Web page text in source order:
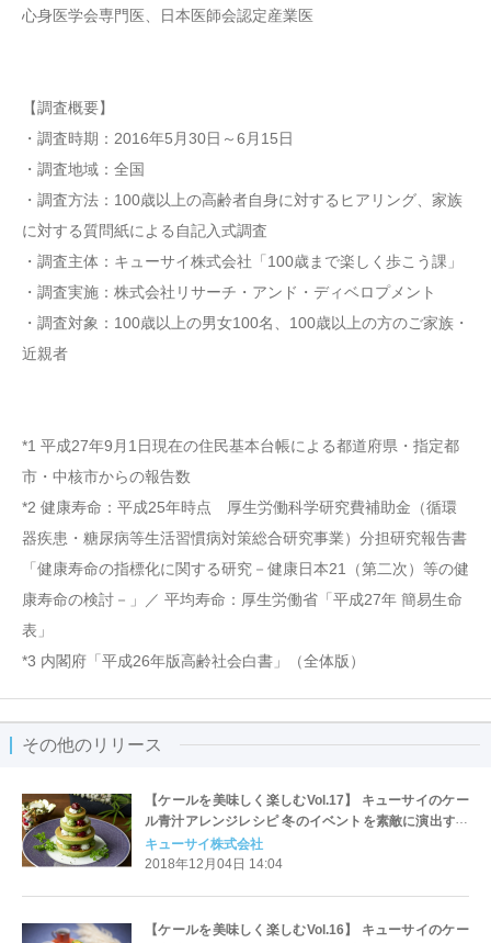
心身医学会専門医、日本医師会認定産業医
【調査概要】
・調査時期：2016年5月30日～6月15日
・調査地域：全国
・調査方法：100歳以上の高齢者自身に対するヒアリング、家族
に対する質問紙による自記入式調査
・調査主体：キューサイ株式会社「100歳まで楽しく歩こう課」
・調査実施：株式会社リサーチ・アンド・ディベロプメント
・調査対象：100歳以上の男女100名、100歳以上の方のご家族・
近親者
*1 平成27年9月1日現在の住民基本台帳による都道府県・指定都
市・中核市からの報告数
*2 健康寿命：平成25年時点 厚生労働科学研究費補助金（循環
器疾患・糖尿病等生活習慣病対策総合研究事業）分担研究報告書
「健康寿命の指標化に関する研究－健康日本21（第二次）等の健
康寿命の検討－」／ 平均寿命：厚生労働省「平成27年 簡易生命
表」
*3 内閣府「平成26年版高齢社会白書」（全体版）
その他のリリース
【ケールを美味しく楽しむVol.17】 キューサイのケー
ル青汁アレンジレシピ 冬のイベントを素敵に演出する
メニュー特集
キューサイ株式会社
2018年12月04日 14:04
【ケールを美味しく楽しむVol.16】 キューサイのケー